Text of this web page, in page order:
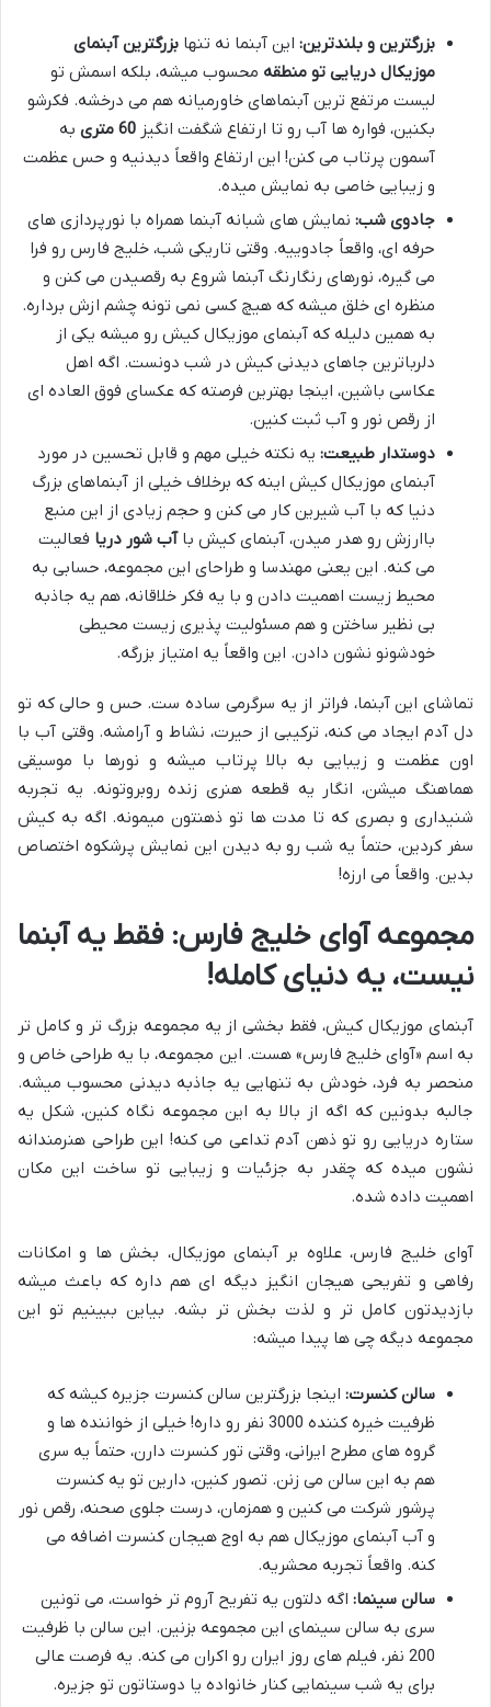
بزرگترین و بلندترین: این آبنما نه تنها بزرگترین آبنمای
موزیکال دریایی تو منطقه محسوب میشه، بلکه اسمش تو
لیست مرتفع ترین آبنماهای خاورمیانه هم می درخشه. فکرشو
بکنین، فواره ها آب رو تا ارتفاع شگفت انگیز 60 متری
به
آسمون پرتاب می کنن! این ارتفاع واقعاً دیدنیه و حس عظمت
و زیبایی خاصی به نمایش میده.
جادوی شب: نمایش های شبانه آبنما همراه با نورپردازی های
حرفه ای، واقعاً جادوییه. وقتی تاریکی شب، خلیج فارس رو فرا
می گیره، نورهای رنگارنگ آبنما شروع به رقصیدن می کنن و
منظره ای خلق میشه که هیچ کسی نمی تونه چشم ازش برداره.
به همین دلیله که آبنمای موزیکال کیش رو میشه یکی از
دلرباترین جاهای دیدنی کیش در شب دونست. اگه اهل
عکاسی باشین، اینجا بهترین فرصته که عکسای فوق العاده ای
از رقص نور و آب ثبت کنین.
دوستدار طبیعت: یه نکته خیلی مهم و قابل تحسین در مورد
آبنمای موزیکال کیش اینه که برخلاف خیلی از آبنماهای بزرگ
دنیا که با آب شیرین کار می کنن و حجم زیادی از این منبع
باارزش رو هدر میدن، آبنمای کیش باآب شور دریا فعالیت
می کنه. این یعنی مهندسا و طراحای این مجموعه، حسابی به
محیط زیست اهمیت دادن و با یه فکر خلاقانه، هم یه جاذبه
بی نظیر ساختن و هم مسئولیت پذیری زیست محیطی
خودشونو نشون دادن. این واقعاً یه امتیاز بزرگه.
تماشای این آبنما، فراتر از یه سرگرمی ساده ست. حس و حالی که تو
دل آدم ایجاد می کنه، ترکیبی از حیرت، نشاط و آرامشه. وقتی آب با
اون عظمت و زیبایی به بالا پرتاب میشه و نورها با موسیقی
هماهنگ میشن، انگار یه قطعه هنری زنده روبروتونه. یه تجربه
شنیداری و بصری که تا مدت ها تو ذهنتون میمونه. اگه به کیش
سفر کردین، حتماً یه شب رو به دیدن این نمایش پرشکوه اختصاص
بدین. واقعاً می ارزه!
مجموعه آوای خلیج فارس: فقط یه آبنما
نیست، یه دنیای کامله!
آبنمای موزیکال کیش، فقط بخشی از یه مجموعه بزرگ تر و کامل تر
به اسم «آوای خلیج فارس» هست. این مجموعه، با یه طراحی خاص و
منحصر به فرد، خودش به تنهایی یه جاذبه دیدنی محسوب میشه.
جالبه بدونین که اگه از بالا به این مجموعه نگاه کنین، شکل یه
ستاره دریایی رو تو ذهن آدم تداعی می کنه! این طراحی هنرمندانه
نشون میده که چقدر به جزئیات و زیبایی تو ساخت این مکان
اهمیت داده شده.
آوای خلیج فارس، علاوه بر آبنمای موزیکال، بخش ها و امکانات
رفاهی و تفریحی هیجان انگیز دیگه ای هم داره که باعث میشه
بازدیدتون کامل تر و لذت بخش تر بشه. بیاین ببینیم تو این
مجموعه دیگه چی ها پیدا میشه:
سالن کنسرت: اینجا بزرگترین سالن کنسرت جزیره کیشه که
ظرفیت خیره کننده 3000 نفر رو داره! خیلی از خواننده ها و
گروه های مطرح ایرانی، وقتی تور کنسرت دارن، حتماً یه سری
هم به این سالن می زنن. تصور کنین، دارین تو یه کنسرت
پرشور شرکت می کنین و همزمان، درست جلوی صحنه، رقص نور
و آب آبنمای موزیکال هم به اوج هیجان کنسرت اضافه می
کنه. واقعاً تجربه محشریه.
سالن سینما: اگه دلتون یه تفریح آروم تر خواست، می تونین
سری به سالن سینمای این مجموعه بزنین. این سالن با ظرفیت
200 نفر، فیلم های روز ایران رو اکران می کنه. یه فرصت عالی
برای یه شب سینمایی کنار خانواده یا دوستاتون تو جزیره.